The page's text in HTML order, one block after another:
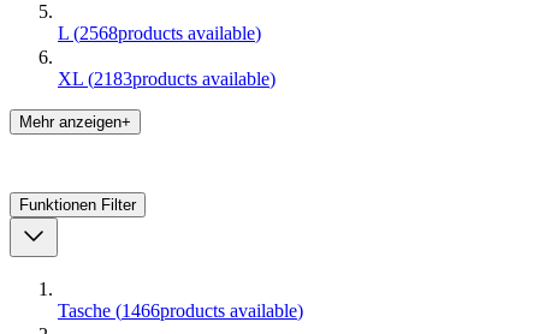
L (2568products available)
XL (2183products available)
Mehr anzeigen+
Funktionen Filter
Tasche (1466products available)